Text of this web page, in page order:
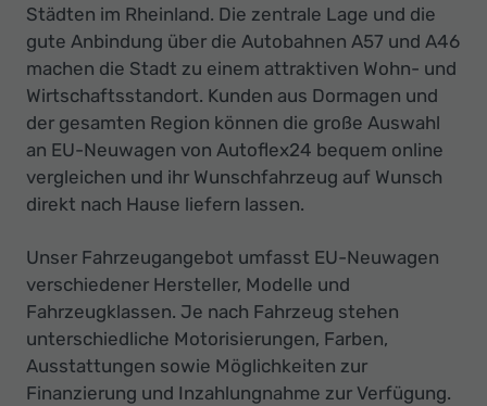
Städten im Rheinland. Die zentrale Lage und die
gute Anbindung über die Autobahnen A57 und A46
machen die Stadt zu einem attraktiven Wohn- und
Wirtschaftsstandort. Kunden aus Dormagen und
der gesamten Region können die große Auswahl
an EU-Neuwagen von Autoflex24 bequem online
vergleichen und ihr Wunschfahrzeug auf Wunsch
direkt nach Hause liefern lassen.
Unser Fahrzeugangebot umfasst EU-Neuwagen
verschiedener Hersteller, Modelle und
Fahrzeugklassen. Je nach Fahrzeug stehen
unterschiedliche Motorisierungen, Farben,
Ausstattungen sowie Möglichkeiten zur
Finanzierung und Inzahlungnahme zur Verfügung.